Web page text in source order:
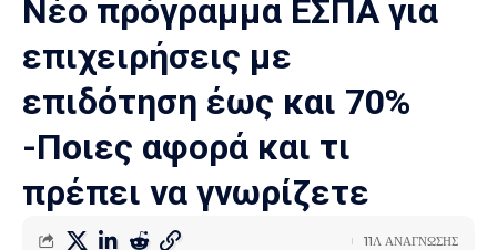
Νέο πρόγραμμα ΕΣΠΑ για
επιχειρήσεις με
επιδότηση έως και 70%
-Ποιες αφορά και τι
πρέπει να γνωρίζετε
11Λ ΑΝΑΓΝΩΣΗΣ